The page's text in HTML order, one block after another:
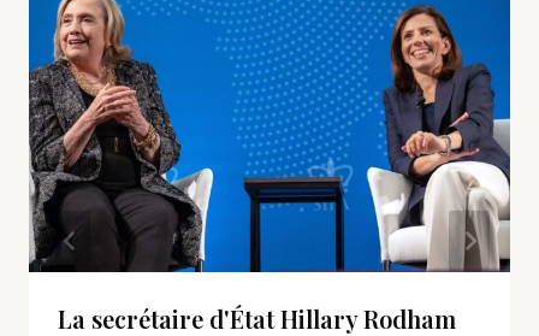
La secrétaire d'État Hillary Rodham